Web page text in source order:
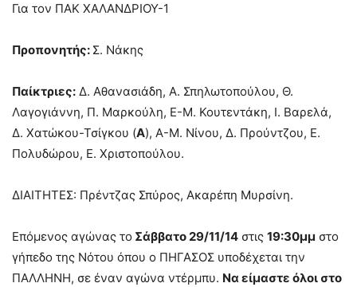
Για τον ΠΑΚ ΧΑΛΑΝΔΡΙΟΥ-1
Προπονητής: Σ. Νάκης
Παίκτριες: Δ. Αθανασιάδη, Α. Σπηλωτοπούλου, Θ.
Λαγογιάννη, Π. Μαρκούλη, Ε-Μ. Κουτεντάκη, Ι. Βαρελά,
Δ. Χατώκου-Τσίγκου (Α), Α-Μ. Νίνου, Δ. Προύντζου, Ε.
Πολυδώρου, Ε. Χριστοπούλου.
ΔΙΑΙΤΗΤΕΣ: Πρέντζας Σπύρος, Ακαρέπη Μυρσίνη.
Επόμενος αγώνας το Σάββατο 29/11/14 στις 19:30μμ στο
γήπεδο της Νότου όπου ο ΠΗΓΑΣΟΣ υποδέχεται την
ΠΑΛΛΗΝΗ, σε έναν αγώνα ντέρμπυ. Να είμαστε όλοι στο